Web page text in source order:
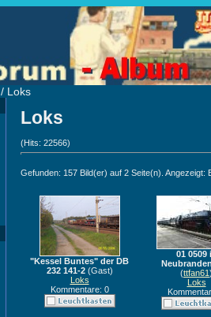
/ Loks
Loks
(Hits: 22566)
Gefunden: 157 Bild(er) auf 2 Seite(n). Angezeigt:
"Kessel Buntes" der DB
232 141-2(Gast)
Loks
Kommentare: 0
01 0509
(ttfan61
Loks